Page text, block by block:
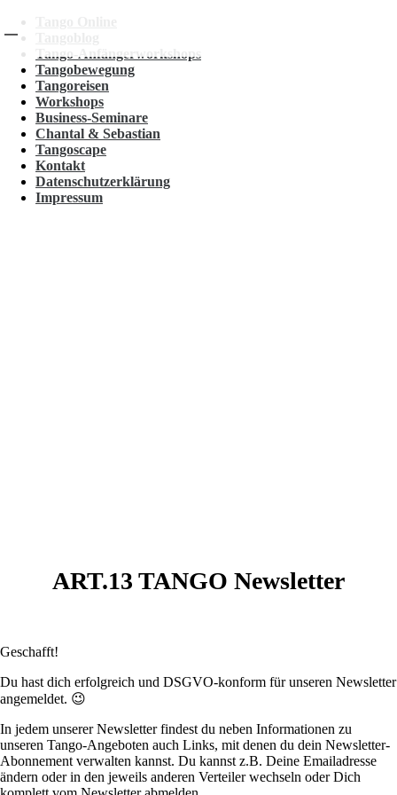
Tango-Anfängerworkshops
Tangobewegung
Tangoreisen
Workshops
Business-Seminare
Chantal & Sebastian
Tangoscape
Kontakt
Datenschutzerklärung
Impressum
ART.13 TANGO Newsletter
Geschafft!
Du hast dich erfolgreich und DSGVO-konform für unseren Newsletter
angemeldet. 😉
In jedem unserer Newsletter findest du neben Informationen zu
unseren Tango-Angeboten auch Links, mit denen du dein Newsletter-
Abonnement verwalten kannst. Du kannst z.B. Deine Emailadresse
ändern oder in den jeweils anderen Verteiler wechseln oder Dich